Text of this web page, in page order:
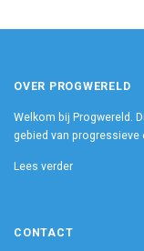
OVER PROGWERELD
Welkom bij Progwereld.
gebied van
Lees verder
CONTACT